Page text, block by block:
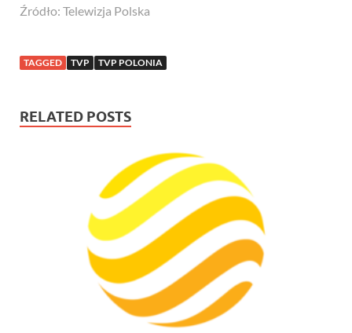
Źródło: Telewizja Polska
TAGGED TVP TVP POLONIA
RELATED POSTS